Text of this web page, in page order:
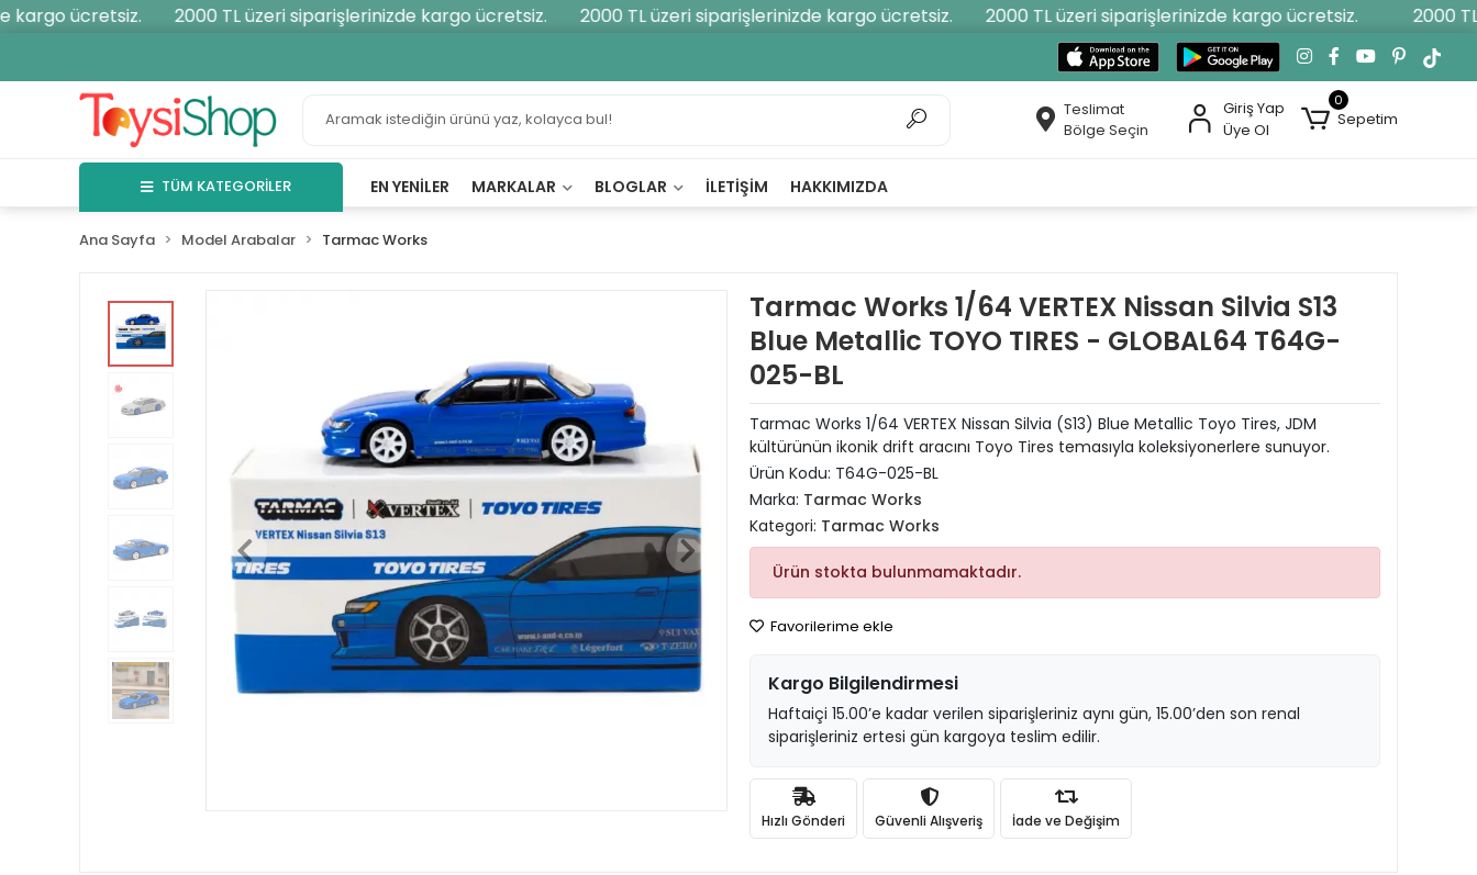
ücretsiz. 2000 TL üzeri siparişlerinizde kargo ücretsiz. 2000 TL üzeri siparişlerinizde kargo ücretsiz. 2000 TL üzeri siparişlerinizde kargo ücretsiz. 2000
Teslimat
Bölge Seçin
Giriş Yap
Üye Ol
0
Sepetim
TÜM KATEGORİLER EN YENILER MARKALAR BLOGLAR İLETIŞIM HAKKIMIZDA
Ana Sayfa Model Arabalar Tarmac Works
Tarmac Works 1/64 VERTEX Nissan Silvia S13
Blue Metallic TOYO TIRES - GLOBAL64 T64G-
025-BL
Tarmac Works 1/64 VERTEX Nissan Silvia (S13) Blue Metallic Toyo Tires, JDM
kültürünün ikonik drift aracını Toyo Tires temasıyla koleksiyonerlere sunuyor.
Ürün Kodu: T64G-025-BL
Marka: Tarmac Works
Kategori: Tarmac Works
Ürün stokta bulunmamaktadır.
Favorilerime ekle
Kargo Bilgilendirmesi
Haftaiçi 15.00’e kadar verilen siparişleriniz aynı gün, 15.00’den son renal
siparişleriniz ertesi gün kargoya teslim edilir.
Hızlı Gönderi Güvenli Alışveriş İade ve Değişim